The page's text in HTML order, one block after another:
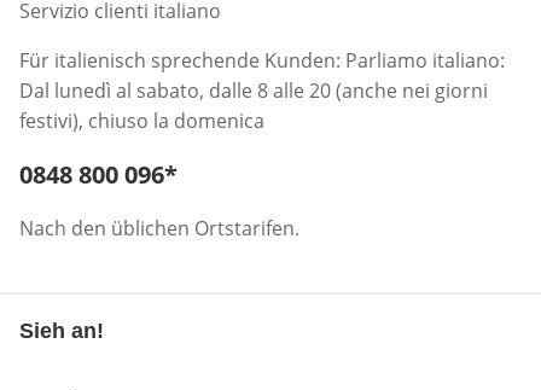
Servizio clienti italiano
Für italienisch sprechende Kunden: Parliamo italiano:
Dal lunedì al sabato, dalle 8 alle 20 (anche nei giorni
festivi), chiuso la domenica
Telefonnummer:
0848 800 096*
Nach den üblichen Ortstarifen.
Sieh an!